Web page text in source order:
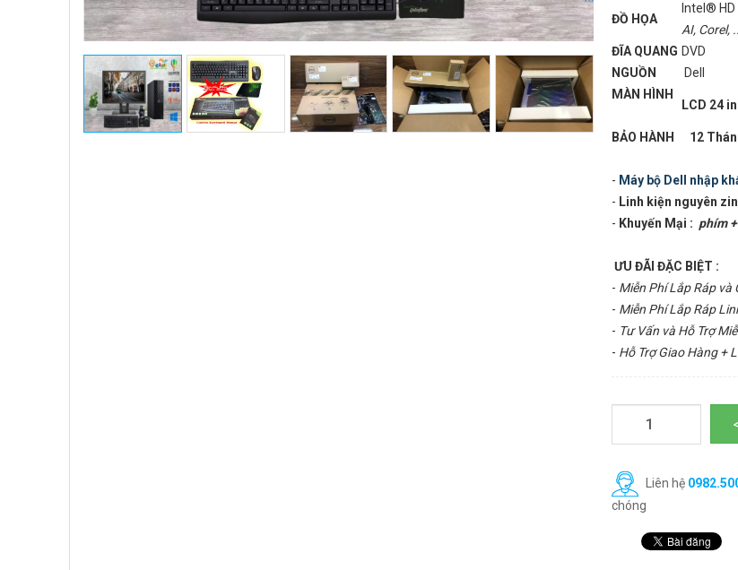
ĐỒ HỌA
Intel®
AI, Corel,
ĐĨA QUANG DVD
NGUỒN
Dell
MÀN HÌNH
LCD 24
BẢO HÀNH 12
- Máy bộ Dell nhập
- Linh kiện nguyên
- Khuyến Mại : phím
ƯU ĐÃI ĐẶC BIỆT :
- Miễn Phí Lắp Ráp và
- Miễn Phí Lắp Ráp
- Tư Vấn và Hỗ Trợ
- Hỗ Trợ Giao Hàng +
Liên hệ
chóng